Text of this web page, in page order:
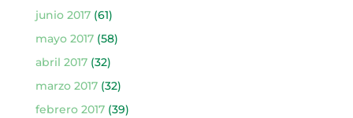
junio 2017(61)
mayo 2017(58)
abril 2017(32)
marzo 2017(32)
febrero 2017(39)